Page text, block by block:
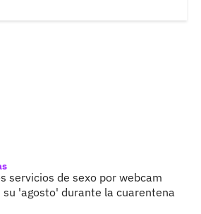
servicios de sexo por webcam
su 'agosto' durante la cuarentena